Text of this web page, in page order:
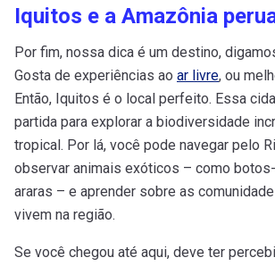
Iquitos e a Amazônia
Por fim, nossa dica é um destino,
Gosta de experiências ao ar livre, ou
Então, Iquitos é o local perfeito. Essa
partida para explorar a biodiversidade
tropical. Por lá, você pode navegar pelo
observar animais exóticos – como
araras – e aprender sobre as
vivem na região.
Se você chegou até aqui, deve ter